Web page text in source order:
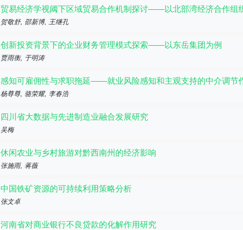
贸易经济学视阈下区域贸易合作机制探讨——以北部湾经济合作组
贺敬舒, 邵新博, 王继孔
创新投资背景下的企业财务管理模式探索——以东岳集团为例
贾雨衡, 于明涛
感知可雇佣性与求职拖延——就业风险感知和主观支持的中介调节
杨尊尊, 骆荣耀, 李春浩
四川省大数据与先进制造业融合发展研究
吴梅
休闲农业与乡村旅游对黔西南州的经济影响
张施雨, 蒋薇
中国铁矿资源的可持续利用策略分析
张文卓
河南省对商业银行不良贷款的化解作用研究